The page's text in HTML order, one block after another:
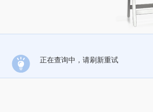
正在查询中，请刷新重试